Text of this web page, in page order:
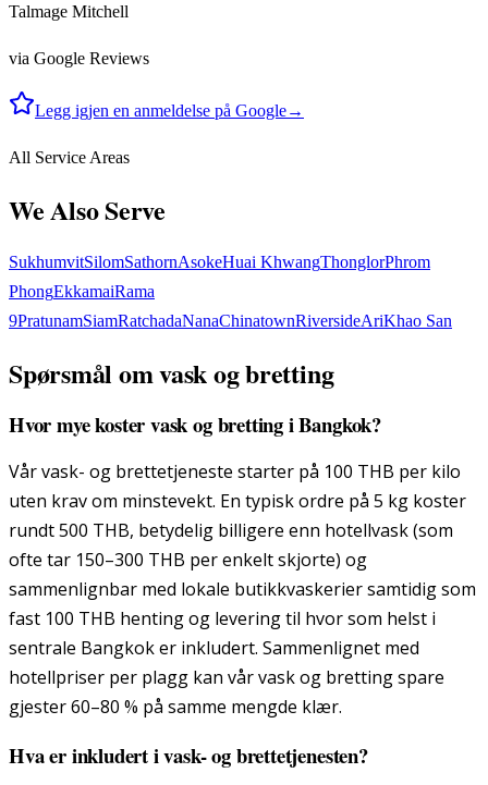
Talmage Mitchell
via Google Reviews
Legg igjen en anmeldelse på Google→
All Service Areas
We Also Serve
SukhumvitSilomSathornAsokeHuai KhwangThonglorPhrom
PhongEkkamaiRama
9PratunamSiamRatchadaNanaChinatownRiversideAriKhao San
Spørsmål om vask og bretting
Hvor mye koster vask og bretting i Bangkok?
Vår vask- og brettetjeneste starter på 100 THB per kilo
uten krav om minstevekt. En typisk ordre på 5 kg koster
rundt 500 THB, betydelig billigere enn hotellvask (som
ofte tar 150–300 THB per enkelt skjorte) og
sammenlignbar med lokale butikkvaskerier samtidig som
fast 100 THB henting og levering til hvor som helst i
sentrale Bangkok er inkludert. Sammenlignet med
hotellpriser per plagg kan vår vask og bretting spare
gjester 60–80 % på samme mengde klær.
Hva er inkludert i vask- og brettetjenesten?